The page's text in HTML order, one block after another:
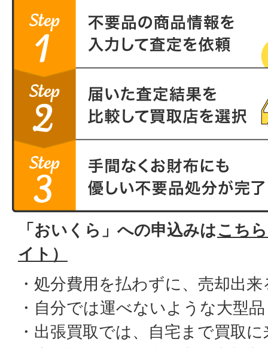
「おいくら」への申込みはこち
イト）
・処分費用を払わずに、売却出
・自分では運べないような大型
・出張買取では、自宅まで買取